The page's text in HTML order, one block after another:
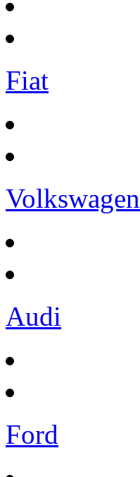
Fiat
Volkswagen
Audi
Ford